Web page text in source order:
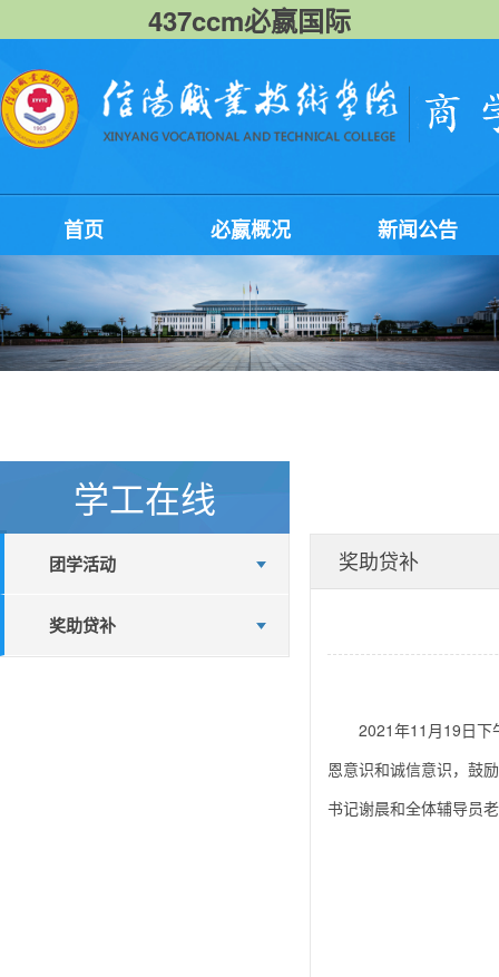
437ccm必嬴国际
首页 必嬴概况 新闻公告
学工在线
团学活动
奖助贷补
奖助贷补
2021年11月19日下
恩意识和诚信意识，鼓
书记谢晨和全体辅导员